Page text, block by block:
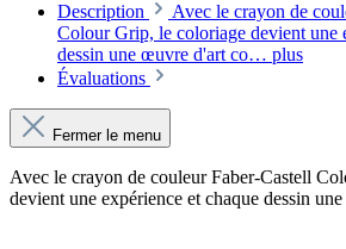
Description
Avec le crayon de
Colour Grip, le coloriage devient une
dessin une œuvre d'art co… plus
Évaluations
Fermer le menu
Avec le crayon de couleur Faber-Castell
devient une expérience et chaque dessin